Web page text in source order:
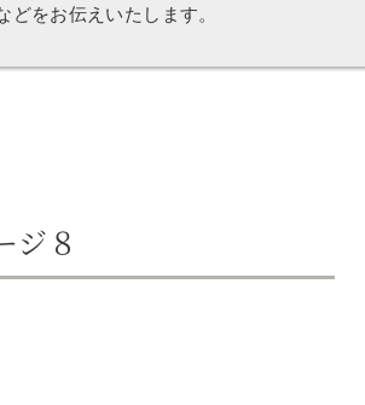
をお伝えいたします。
ジ８